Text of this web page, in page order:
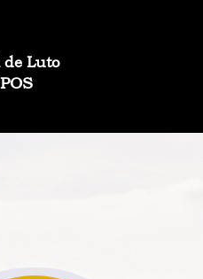
Social de Luto